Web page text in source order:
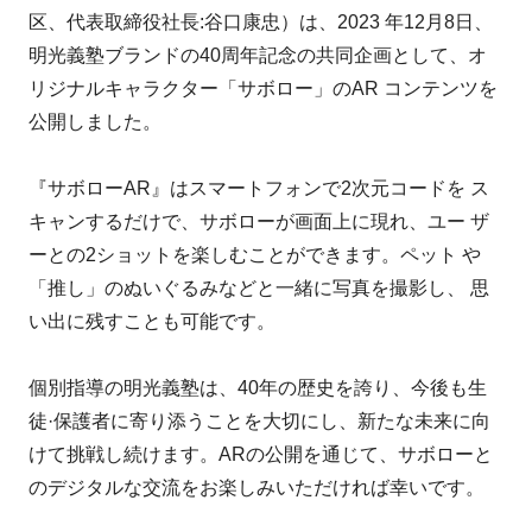
区、代表取締役社⾧:谷口康忠）は、2023 年12月8日、
明光義塾ブランドの40周年記念の共同企画として、オ
リジナルキャラクター「サボロー」のAR コンテンツを
公開しました。
『サボローAR』はスマートフォンで2次元コードを ス
キャンするだけで、サボローが画面上に現れ、ユー ザ
ーとの2ショットを楽しむことができます。ペット や
「推し」のぬいぐるみなどと一緒に写真を撮影し、 思
い出に残すことも可能です。
個別指導の明光義塾は、40年の歴史を誇り、今後も生
徒·保護者に寄り添うことを大切にし、新たな未来に向
けて挑戦し続けます。ARの公開を通じて、サボローと
のデジタルな交流をお楽しみいただければ幸いです。